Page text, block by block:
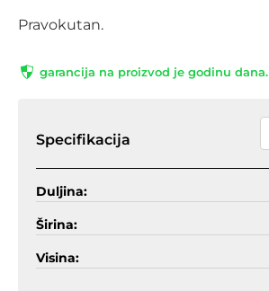
Pravokutan.
garancija na proizvod je godinu dana.
Specifikacija
Duljina:
Širina:
Visina: